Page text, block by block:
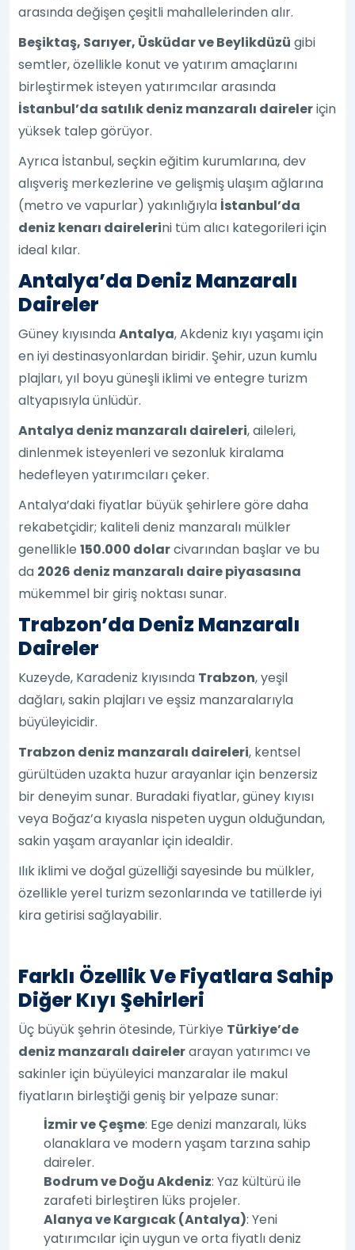
arasında değişen çeşitli mahallelerinden alır.
Beşiktaş, Sarıyer, Üsküdar ve Beylikdüzü gibi
semtler, özellikle konut ve yatırım amaçlarını
birleştirmek isteyen yatırımcılar arasında
İstanbul’da satılık deniz manzaralı daireleriçin
yüksek talep görüyor.
Ayrıca İstanbul, seçkin eğitim kurumlarına, dev
alışveriş merkezlerine ve gelişmiş ulaşım ağlarına
(metro ve vapurlar) yakınlığıyla İstanbul’da
deniz kenarı dairelerini tüm alıcı kategorileri için
ideal kılar.
Antalya’da Deniz Manzaralı
Daireler
Güney kıyısındaAntalya, Akdeniz kıyı yaşamı için
en iyi destinasyonlardan biridir. Şehir, uzun kumlu
plajları, yıl boyu güneşli iklimi ve entegre turizm
altyapısıyla ünlüdür.
Antalya deniz manzaralı daireleri, aileleri,
dinlenmek isteyenleri ve sezonluk kiralama
hedefleyen yatırımcıları çeker.
Antalya’daki fiyatlar büyük şehirlere göre daha
rekabetçidir; kaliteli deniz manzaralı mülkler
genellikle150.000 dolarcivarından başlar ve bu
da 2026 deniz manzaralı daire piyasasına
mükemmel bir giriş noktası sunar.
Trabzon’da Deniz Manzaralı
Daireler
Kuzeyde, Karadeniz kıyısında Trabzon, yeşil
dağları, sakin plajları ve eşsiz manzaralarıyla
büyüleyicidir.
Trabzon deniz manzaralı daireleri, kentsel
gürültüden uzakta huzur arayanlar için benzersiz
bir deneyim sunar. Buradaki fiyatlar, güney kıyısı
veya Boğaz’a kıyasla nispeten uygun olduğundan,
sakin yaşam arayanlar için idealdir.
Ilık iklimi ve doğal güzelliği sayesinde bu mülkler,
özellikle yerel turizm sezonlarında ve tatillerde iyi
kira getirisi sağlayabilir.
Farklı Özellik Ve Fiyatlara Sahip
Diğer Kıyı Şehirleri
Üç büyük şehrin ötesinde, Türkiye Türkiye’de
deniz manzaralı dairelerarayan yatırımcı ve
sakinler için büyüleyici manzaralar ile makul
fiyatların birleştiği geniş bir yelpaze sunar:
İzmir ve Çeşme: Ege denizi manzaralı, lüks
olanaklara ve modern yaşam tarzına sahip
daireler.
Bodrum ve Doğu Akdeniz: Yaz kültürü ile
zarafeti birleştiren lüks projeler.
Alanya ve Kargıcak (Antalya): Yeni
yatırımcılar için uygun ve orta fiyatlı deniz